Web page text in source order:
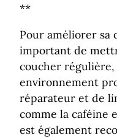
**
Pour améliorer sa
important de
coucher
environnement
réparateur et de
comme la caféine
est également